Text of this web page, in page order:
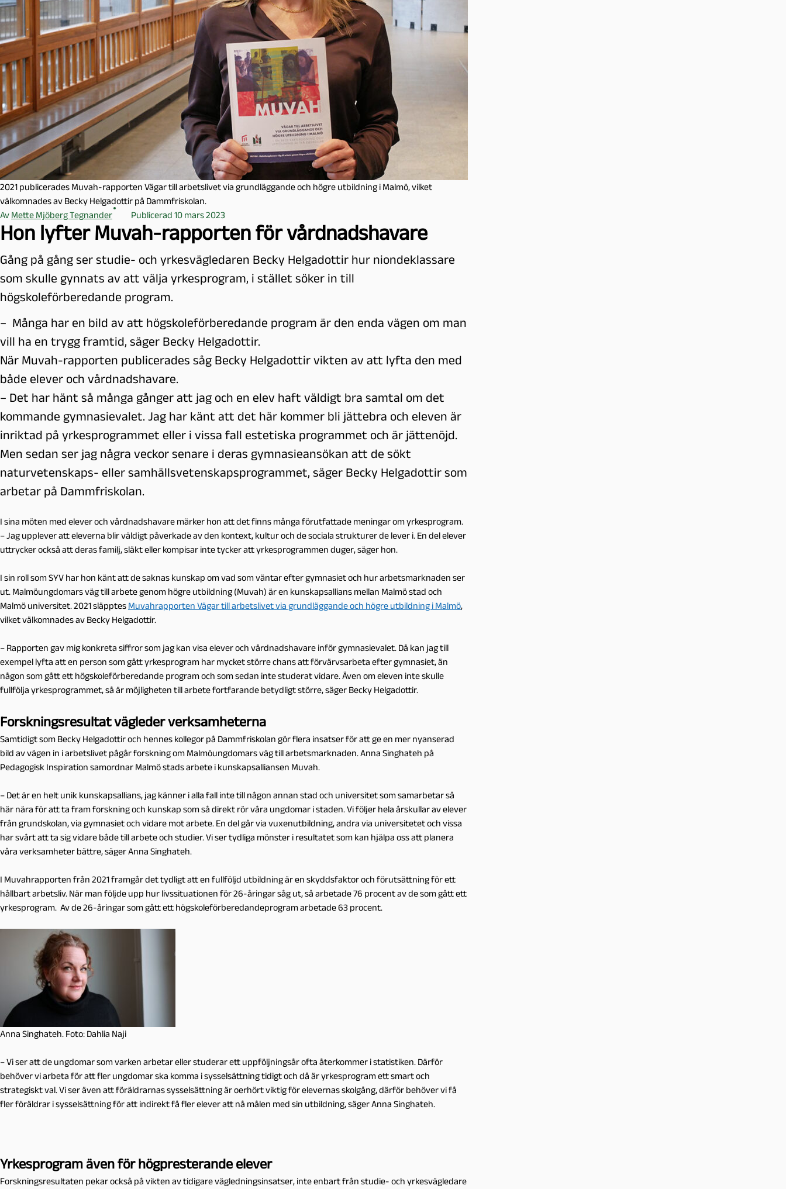
l
m
ö
2021 publicerades Muvah-rapporten Vägar till arbetslivet via grundläggande och högre utbildning i Malmö, vilket
välkomnades av Becky Helgadottir på Dammfriskolan.
Av Mette Mjöberg Tegnander Publicerad 10 mars 2023
Hon lyfter Muvah-rapporten för vårdnadshavare
Gång på gång ser studie- och yrkesvägledaren Becky Helgadottir hur niondeklassare
som skulle gynnats av att välja yrkesprogram, i stället söker in till
högskoleförberedande program.
– Många har en bild av att högskoleförberedande program är den enda vägen om man
vill ha en trygg framtid, säger Becky Helgadottir.
När Muvah-rapporten publicerades såg Becky Helgadottir vikten av att lyfta den med
både elever och vårdnadshavare.
– Det har hänt så många gånger att jag och en elev haft väldigt bra samtal om det
kommande gymnasievalet. Jag har känt att det här kommer bli jättebra och eleven är
inriktad på yrkesprogrammet eller i vissa fall estetiska programmet och är jättenöjd.
Men sedan ser jag några veckor senare i deras gymnasieansökan att de sökt
naturvetenskaps- eller samhällsvetenskapsprogrammet, säger Becky Helgadottir som
arbetar på Dammfriskolan.
I sina möten med elever och vårdnadshavare märker hon att det finns många förutfattade meningar om yrkesprogram.
– Jag upplever att eleverna blir väldigt påverkade av den kontext, kultur och de sociala strukturer de lever i. En del elever
uttrycker också att deras familj, släkt eller kompisar inte tycker att yrkesprogrammen duger, säger hon.
I sin roll som SYV har hon känt att de saknas kunskap om vad som väntar efter gymnasiet och hur arbetsmarknaden ser
ut. Malmöungdomars väg till arbete genom högre utbildning (Muvah) är en kunskapsallians mellan Malmö stad och
Malmö universitet. 2021 släpptes Muvahrapporten Vägar till arbetslivet via grundläggande och högre utbildning i Malmö,
vilket välkomnades av Becky Helgadottir.
– Rapporten gav mig konkreta siffror som jag kan visa elever och vårdnadshavare inför gymnasievalet. Då kan jag till
exempel lyfta att en person som gått yrkesprogram har mycket större chans att förvärvsarbeta efter gymnasiet, än
någon som gått ett högskoleförberedande program och som sedan inte studerat vidare. Även om eleven inte skulle
fullfölja yrkesprogrammet, så är möjligheten till arbete fortfarande betydligt större, säger Becky Helgadottir.
Forskningsresultat vägleder verksamheterna
Samtidigt som Becky Helgadottir och hennes kollegor på Dammfriskolan gör flera insatser för att ge en mer nyanserad
bild av vägen in i arbetslivet pågår forskning om Malmöungdomars väg till arbetsmarknaden. Anna Singhateh på
Pedagogisk Inspiration samordnar Malmö stads arbete i kunskapsalliansen Muvah.
– Det är en helt unik kunskapsallians, jag känner i alla fall inte till någon annan stad och universitet som samarbetar så
här nära för att ta fram forskning och kunskap som så direkt rör våra ungdomar i staden. Vi följer hela årskullar av elever
från grundskolan, via gymnasiet och vidare mot arbete. En del går via vuxenutbildning, andra via universitetet och vissa
har svårt att ta sig vidare både till arbete och studier. Vi ser tydliga mönster i resultatet som kan hjälpa oss att planera
våra verksamheter bättre, säger Anna Singhateh.
I Muvahrapporten från 2021 framgår det tydligt att en fullföljd utbildning är en skyddsfaktor och förutsättning för ett
hållbart arbetsliv. När man följde upp hur livssituationen för 26-åringar såg ut, så arbetade 76 procent av de som gått ett
yrkesprogram. Av de 26-åringar som gått ett högskoleförberedandeprogram arbetade 63 procent.
Anna Singhateh. Foto: Dahlia Naji
– Vi ser att de ungdomar som varken arbetar eller studerar ett uppföljningsår ofta återkommer i statistiken. Därför
behöver vi arbeta för att fler ungdomar ska komma i sysselsättning tidigt och då är yrkesprogram ett smart och
strategiskt val. Vi ser även att föräldrarnas sysselsättning är oerhört viktig för elevernas skolgång, därför behöver vi få
fler föräldrar i sysselsättning för att indirekt få fler elever att nå målen med sin utbildning, säger Anna Singhateh.
Yrkesprogram även för högpresterande elever
Forskningsresultaten pekar också på vikten av tidigare vägledningsinsatser, inte enbart från studie- och yrkesvägledare